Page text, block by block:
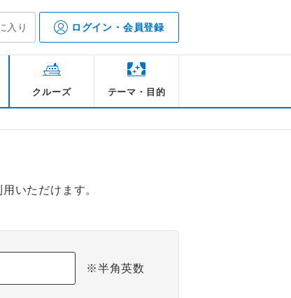
入り ログイン・会員登録
クルーズ テーマ・目的
いただけます。
※半角英数